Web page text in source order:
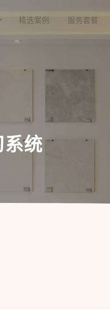
精选案例 服务套餐
统